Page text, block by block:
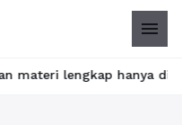
menu
hanya di